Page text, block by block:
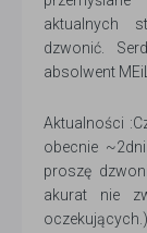
aktualnych
dzwonić.
absolwent
Aktualności
obecnie
proszę
akurat nie